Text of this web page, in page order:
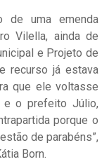
de uma emenda
Vilella, ainda de
e Projeto de
recurso já estava
que ele voltasse
e o prefeito Júlio,
porque o
de parabéns”,
Born.